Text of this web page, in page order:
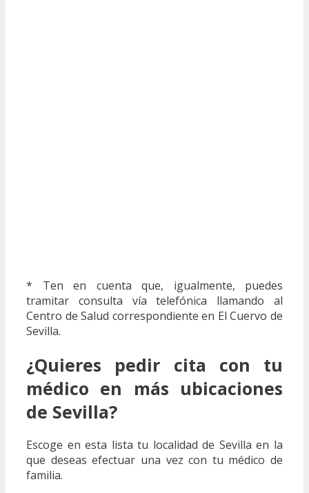
* Ten en cuenta que, igualmente, puedes
tramitar consulta vía telefónica llamando al
Centro de Salud correspondiente en El Cuervo de
Sevilla.
¿Quieres pedir cita con tu
médico en más ubicaciones
de Sevilla?
Escoge en esta lista tu localidad de Sevilla en la
que deseas efectuar una vez con tu médico de
familia.